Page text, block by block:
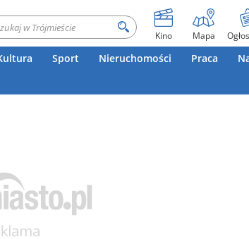
Kino Mapa
Sport Nieruchomości Praca